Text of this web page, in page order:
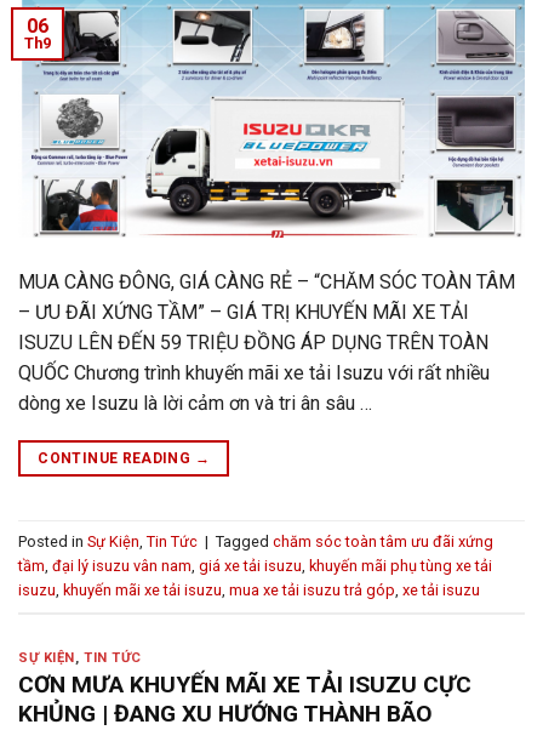
06
Th9
MUA CÀNG ĐÔNG, GIÁ CÀNG RẺ – “CHĂM SÓC TOÀN TÂM
– ƯU ĐÃI XỨNG TẦM” – GIÁ TRỊ KHUYẾN MÃI XE TẢI
ISUZU LÊN ĐẾN 59 TRIỆU ĐỒNG ÁP DỤNG TRÊN TOÀN
QUỐC Chương trình khuyến mãi xe tải Isuzu với rất nhiều
dòng xe Isuzu là lời cảm ơn và tri ân sâu …
CONTINUE READING →
Posted in Sự Kiện Tin Tức | Tagged chăm sóc toàn tâm ưu đãi xứng
tầm đại lý isuzu vân nam giá xe tải isuzu khuyến mãi phụ tùng xe tải
isuzu khuyến mãi xe tải isuzu mua xe tải isuzu trả góp xe tải isuzu
SỰ KIỆN ,TIN TỨC
CƠN MƯA KHUYẾN MÃI XE TẢI ISUZU CỰC
KHỦNG | ĐANG XU HƯỚNG THÀNH BÃO